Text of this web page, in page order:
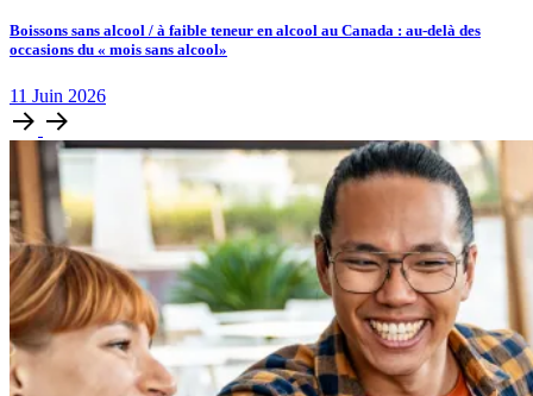
Boissons sans alcool / à faible teneur en alcool au Canada : au-delà des
occasions du « mois sans alcool»
11 Juin 2026